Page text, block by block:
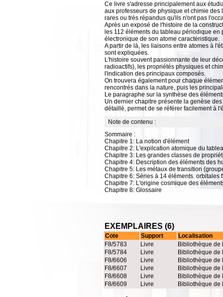
Ce livre s'adresse principalement aux
aux professeurs de physique et chimie
rares ou très répandus qu'ils n'ont pas
Après un exposé de l'histoire de la
les 112 éléments du tableau périodique
électronique de son atome caractéristique.
A partir de là, les liaisons entre atomes à
sont expliquées.
L'histoire souvent passionnante de leur
radioactifs), les propriétés physiques et
l'indication des principaux composés.
On trouvera également pour chaque
rencontrés dans la nature, puis les
Le paragraphe sur la synthèse des
Un dernier chapitre présente la genèse
détaillé, permet de se référer facilement à
Note de contenu :
Sommaire :
Chapitre 1: La notion d'élément
Chapitre 2: L'expilcation atomique du
Chapitre 3: Les grandes classes de
Chapitre 4: Description des éléments des
Chapitre 5: Les métaux de transition
Chapitre 6: Séries à 14 éléments. orbitales f
Chapitre 7: L'origine cosmique des
Chapitre 8: Glossaire
EXEMPLAIRES (6)
Cote Support
Localisation
F8/5783
Livre
Bibliothèque de
F8/5784
Livre
Bibliothèque de
F8/6606
Livre
Bibliothèque de
F8/6607
Livre
Bibliothèque de
F8/6608
Livre
Bibliothèque de
F8/6609
Livre Bibliothèque de